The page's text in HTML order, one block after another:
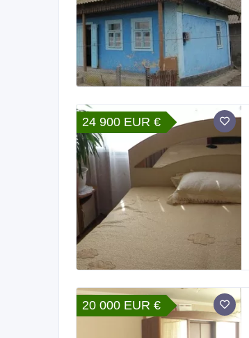
24 900 EUR €
20 000 EUR €